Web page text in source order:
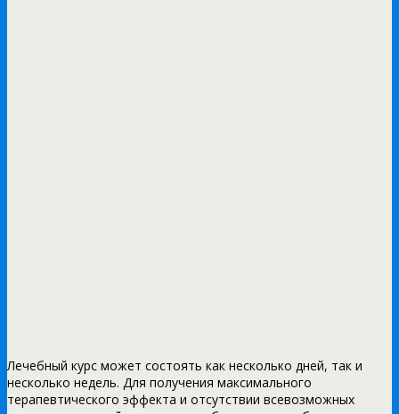
Лечебный курс может состоять как несколько дней, так и
несколько недель. Для получения максимального
терапевтического эффекта и отсутствии всевозможных